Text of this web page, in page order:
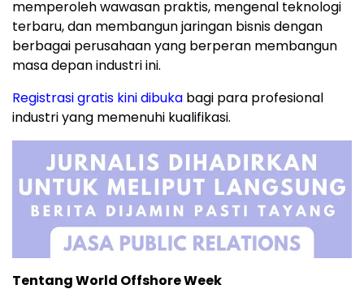
memperoleh wawasan praktis, mengenal teknologi
terbaru, dan membangun jaringan bisnis dengan
berbagai perusahaan yang berperan membangun
masa depan industri ini.
Registrasi gratis kini dibuka bagi para profesional
industri yang memenuhi kualifikasi.
Tentang World Offshore Week